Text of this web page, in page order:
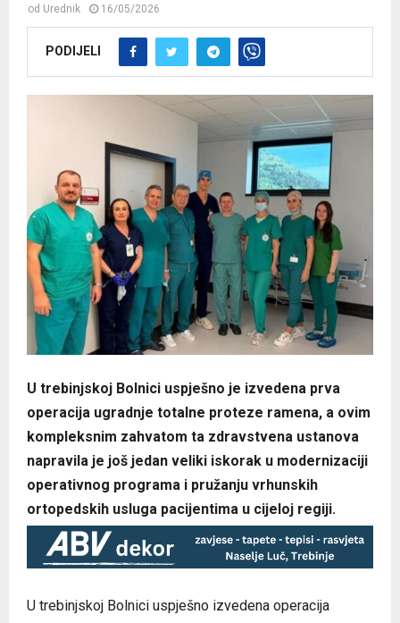
od Urednik 16/05/2026
PODIJELI
U trebinjskoj Bolnici uspješno je izvedena prva
operacija ugradnje totalne proteze ramena, a ovim
kompleksnim zahvatom ta zdravstvena ustanova
napravila je još jedan veliki iskorak u modernizaciji
operativnog programa i pružanju vrhunskih
ortopedskih usluga pacijentima u cijeloj regiji.
U trebinjskoj Bolnici uspješno izvedena operacija